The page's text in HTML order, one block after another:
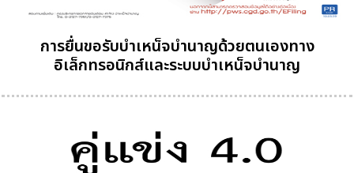
การยื่นขอรับบำเหน็จบำนาญด้วยตนเองทาง
อิเล็กทรอนิกส์และระบบบำเหน็จบำนาญ